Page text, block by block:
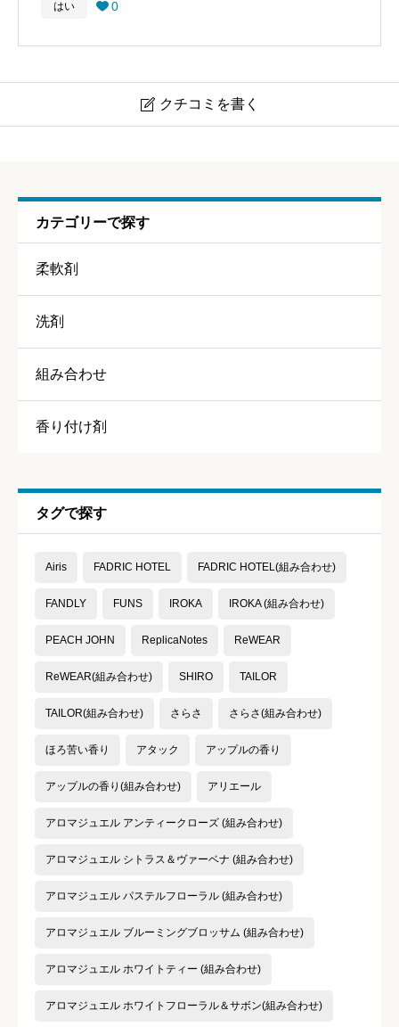
はい  0
 クチコミを書く
香り
星の数をお選びください

星の数をお選びください  
クチコミのタイトル 必須
クチコミ内容 必須
カテゴリーで探す
柔軟剤
洗剤
組み合わせ
香り付け剤
タグで探す
Airis FADRIC HOTEL FADRIC HOTEL(組み合わせ)
FANDLY FUNS IROKA IROKA (組み合わせ)
PEACH JOHN ReplicaNotes ReWEAR
ReWEAR(組み合わせ) SHIRO TAILOR
TAILOR(組み合わせ) さらさ さらさ(組み合わせ)
ほろ苦い香り アタック アップルの香り
アップルの香り(組み合わせ) アリエール
アロマジュエル アンティークローズ (組み合わせ)
アロマジュエル シトラス＆ヴァーベナ (組み合わせ)
アロマジュエル パステルフローラル (組み合わせ)
アロマジュエル ブルーミングブロッサム (組み合わせ)
アロマジュエル ホワイトティー (組み合わせ)
アロマジュエル ホワイトフローラル＆サボン(組み合わせ)